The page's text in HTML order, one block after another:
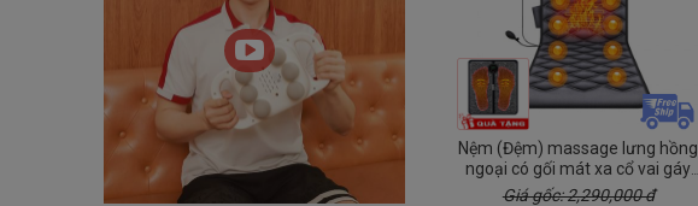
Nệm (Đệm) massage lưng hồng
ngoại có gối mát xa cổ vai gáy
Nikio NK-151
Giá gốc: 2,290,000 đ